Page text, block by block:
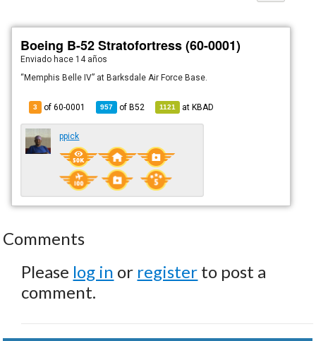
Boeing B-52 Stratofortress (60-0001)
Enviado hace 14 años
“Memphis Belle IV” at Barksdale Air Force Base.
3 of 60-0001 957 ofB52 1121 atKBAD
ppick
Comments
Please log in or register to post a
comment.